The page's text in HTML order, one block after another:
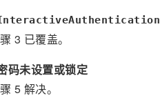
3 已覆盖。
码未设置或锁定
5 解决。